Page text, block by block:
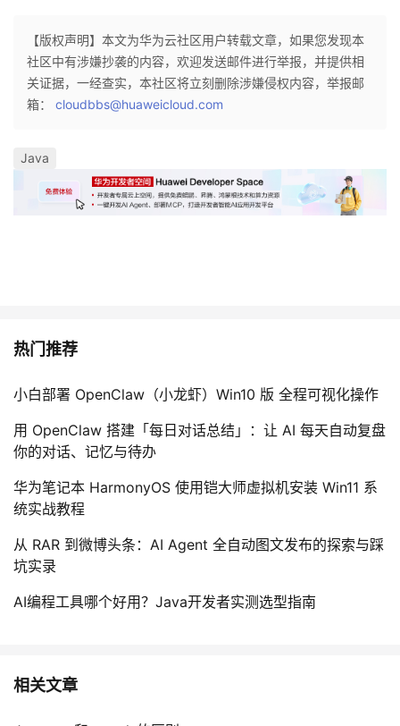
【版权声明】本文为华为云社区用户转载文章，如果您发现本
社区中有涉嫌抄袭的内容，欢迎发送邮件进行举报，并提供相
关证据，一经查实，本社区将立刻删除涉嫌侵权内容，举报邮
箱： cloudbbs@huaweicloud.com
Java
热门推荐
小白部署 OpenClaw（小龙虾）Win10 版 全程可视化操作
用 OpenClaw 搭建「每日对话总结」：让 AI 每天自动复盘
你的对话、记忆与待办
华为笔记本 HarmonyOS 使用铠大师虚拟机安装 Win11 系
统实战教程
从 RAR 到微博头条：AI Agent 全自动图文发布的探索与踩
坑实录
AI编程工具哪个好用？Java开发者实测选型指南
相关文章